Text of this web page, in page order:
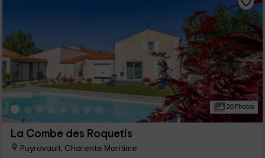
20 Photos
La Combe des Roquetis
Puyravault, Charente Maritime